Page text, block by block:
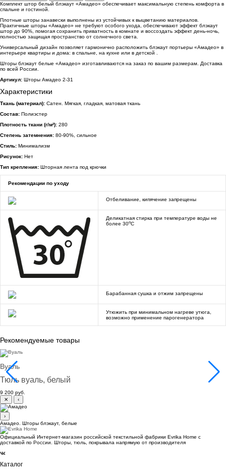
Комплект штор белый блэкаут «Амадео» обеспечивает максимальную степень комфорта в
спальне и гостиной.
Плотные шторы занавески выполнены из устойчивых к выцветанию материалов.
Практичные шторы «Амадео» не требуют особого ухода, обеспечивают эффект блэкаут
штор до 90%, помогая сохранить приватность в комнате и воссоздать эффект день-ночь,
полностью защищая пространство от солнечного света.
Универсальный дизайн позволяет гармонично расположить блэкаут портьеры «Амадео» в
интерьере квартиры и дома: в спальне, на кухне или в детской .
Шторы блэкаут белые «Амадео» изготавливаются на заказ по вашим размерам. Доставка
по всей России.
Артикул: Шторы Амадео 2-31
Характеристики
Ткань (материал): Сатен. Мягкая, гладкая, матовая ткань
Состав: Полиэстер
Плотность ткани (г/м²): 280
Степень затемнения: 80-90%, сильное
Стиль: Минимализм
Рисунок: Нет
Тип крепления: Шторная лента под крючки
Рекомендации по уходу
Отбеливание, кипячение запрещены
Деликатная стирка при температуре воды не
более 30oC
Барабанная сушка и отжим запрещены
Утюжить при минимальном нагреве утюга,
возможно применение парогенератора
Рекомендуемые товары
Вуаль
Тюль вуаль, белый
9 200 руб.
✕
‹
›
Амадео. Шторы блэкаут, белые
Официальный Интернет-магазин российской текстильной фабрики Evrika Home c
доставкой по России. Шторы, тюль, покрывала напрямую от производителя
Каталог